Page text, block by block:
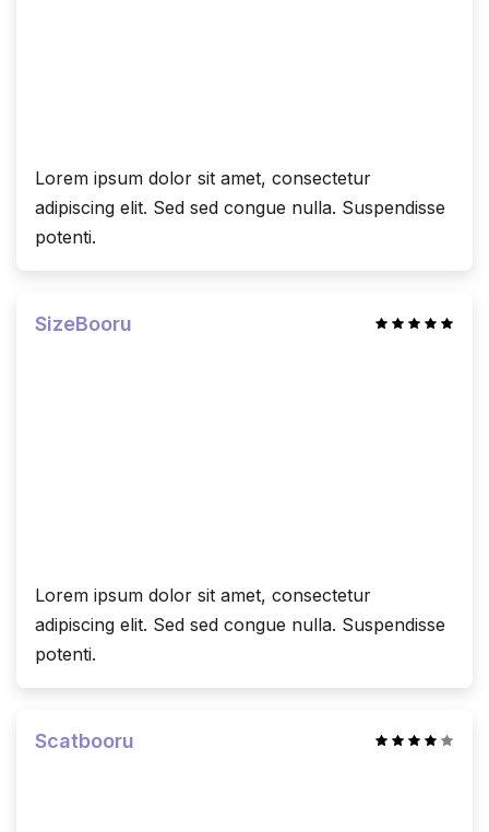
Lorem ipsum dolor sit amet, consectetur
adipiscing elit. Sed sed congue nulla. Suspendisse
potenti.
SizeBooru
Lorem ipsum dolor sit amet, consectetur
adipiscing elit. Sed sed congue nulla. Suspendisse
potenti.
Scatbooru